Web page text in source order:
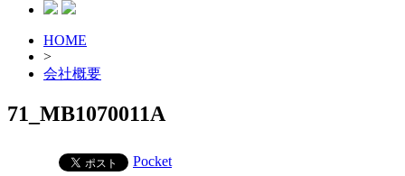
HOME
>
会社概要
71_MB1070011A
Pocket